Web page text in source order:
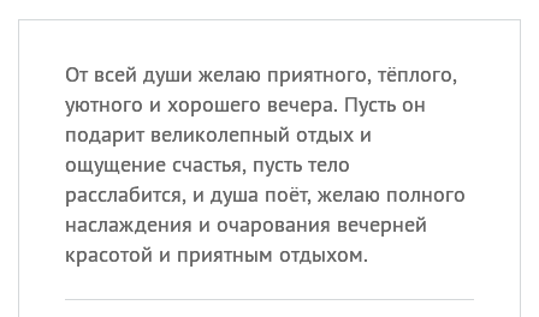
От всей души желаю приятного, тёплого,
уютного и хорошего вечера. Пусть он
подарит великолепный отдых и
ощущение счастья, пусть тело
расслабится, и душа поёт, желаю полного
наслаждения и очарования вечерней
красотой и приятным отдыхом.